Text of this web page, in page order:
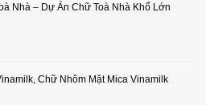
Nhà – Dự Án Chữ Toà Nhà Khổ Lớn
Chữ Nhôm Mặt Mica Vinamilk